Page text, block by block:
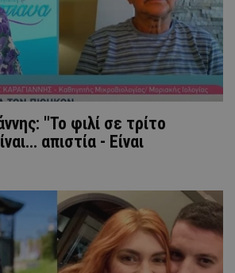
"Το φιλί σε τρίτο
απιστία - Είναι